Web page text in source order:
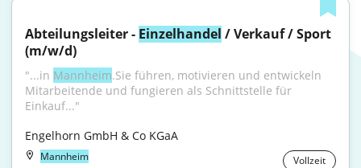
Abteilungsleiter - Einzelhandel / Verkauf / Sport
(m/w/d)
"...in Mannheim.Sie führen, motivieren und entwickeln
Mitarbeitende und fungieren als Schnittstelle für
Einkauf..."
Engelhorn GmbH & Co KGaA
Mannheim Vollzeit